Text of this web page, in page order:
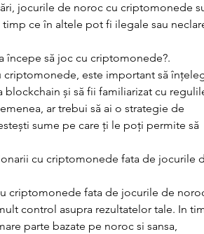
jocurile de noroc cu criptomonede
ce în altele pot fi ilegale sau
începe să joc cu criptomonede?.
criptomonede, este important să
și să fii familiarizat cu
ar trebui să ai o strategie de
sume pe care ți le poți permite să
cu criptomonede fata de jocurile
criptomonede fata de jocurile de
control asupra rezultatelor tale. In
parte bazate pe noroc si sansa,